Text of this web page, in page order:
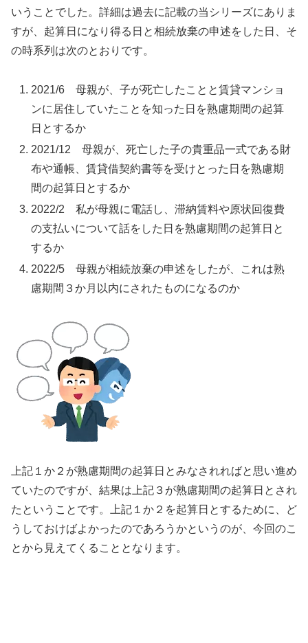
いうことでした。詳細は過去に記載の当シリーズにありま
すが、起算日になり得る日と相続放棄の申述をした日、そ
の時系列は次のとおりです。
2021/6 母親が、子が死亡したことと賃貸マンショ
ンに居住していたことを知った日を熟慮期間の起算
日とするか
2021/12 母親が、死亡した子の貴重品一式である財
布や通帳、賃貸借契約書等を受けとった日を熟慮期
間の起算日とするか
2022/2 私が母親に電話し、滞納賃料や原状回復費
の支払いについて話をした日を熟慮期間の起算日と
するか
2022/5 母親が相続放棄の申述をしたが、これは熟
慮期間３か月以内にされたものになるのか
上記１か２が熟慮期間の起算日とみなされればと思い進め
ていたのですが、結果は上記３が熟慮期間の起算日とされ
たということです。上記１か２を起算日とするために、ど
うしておけばよかったのであろうかというのが、今回のこ
とから見えてくることとなります。